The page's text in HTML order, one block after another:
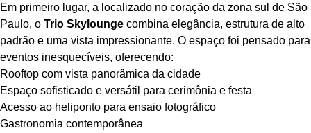
Em primeiro lugar, a localizado no coração da zona sul de São
Paulo, o Trio Skylounge combina elegância, estrutura de alto
padrão e uma vista impressionante. O espaço foi pensado para
eventos inesquecíveis, oferecendo:
Rooftop com vista panorâmica da cidade
Espaço sofisticado e versátil para cerimônia e festa
Acesso ao heliponto para ensaio fotográfico
Gastronomia contemporânea